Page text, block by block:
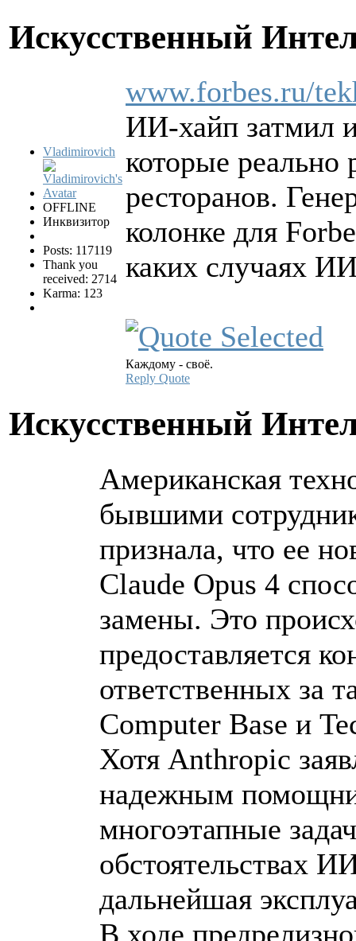
Искусственный
Vladimirovich
OFFLINE
Инквизитор
Posts: 117119
Thank you
received: 2714
Karma: 123
www.forbes.ru/
ИИ-хайп затмил
которые реально
ресторанов.
колонке для
каких случаях
Каждому - своё.
Reply Quote
Искусственный
Американская
бывшими
признала, что ее
Claude Opus 4
замены. Это
предоставляется
ответственных за
Computer Base и
Хотя Anthropic
надежным
многоэтапные
обстоятельствах
дальнейшая
В ходе